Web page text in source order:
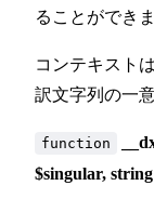
ることができま
コンテキスト
訳文字列の一
function
$singular,